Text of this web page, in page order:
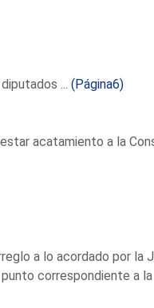
... (Página6)
acatamiento a la
a lo acordado por la
correspondiente a la